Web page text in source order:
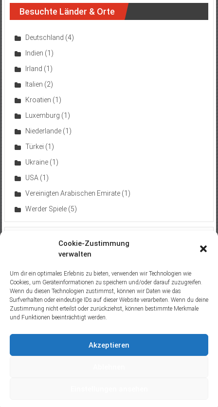
Cookie-Zustimmung
verwalten
Um dir ein optimales Erlebnis zu bieten, verwenden wir Technologien wie
Cookies, um Geräteinformationen zu speichern und/oder darauf zuzugreifen.
Wenn du diesen Technologien zustimmst, können wir Daten wie das
Surfverhalten oder eindeutige IDs auf dieser Website verarbeiten. Wenn du deine
Zustimmung nicht erteilst oder zurückziehst, können bestimmte Merkmale
und Funktionen beeinträchtigt werden.
Akzeptieren
Besuchte Länder & Orte
Deutschland (4)
Indien (1)
Irland (1)
Italien (2)
Kroatien (1)
Luxemburg (1)
Niederlande(1)
Türkei (1)
Ukraine(1)
USA(1)
Vereinigten Arabischen Emirate(1)
Werder Spiele(5)
Neuste Trips
Besuch beim Europäischen Gerichtshof (2016) 15. Juni
2016
Prien am Chiemsee (2015)13. Juli 2015